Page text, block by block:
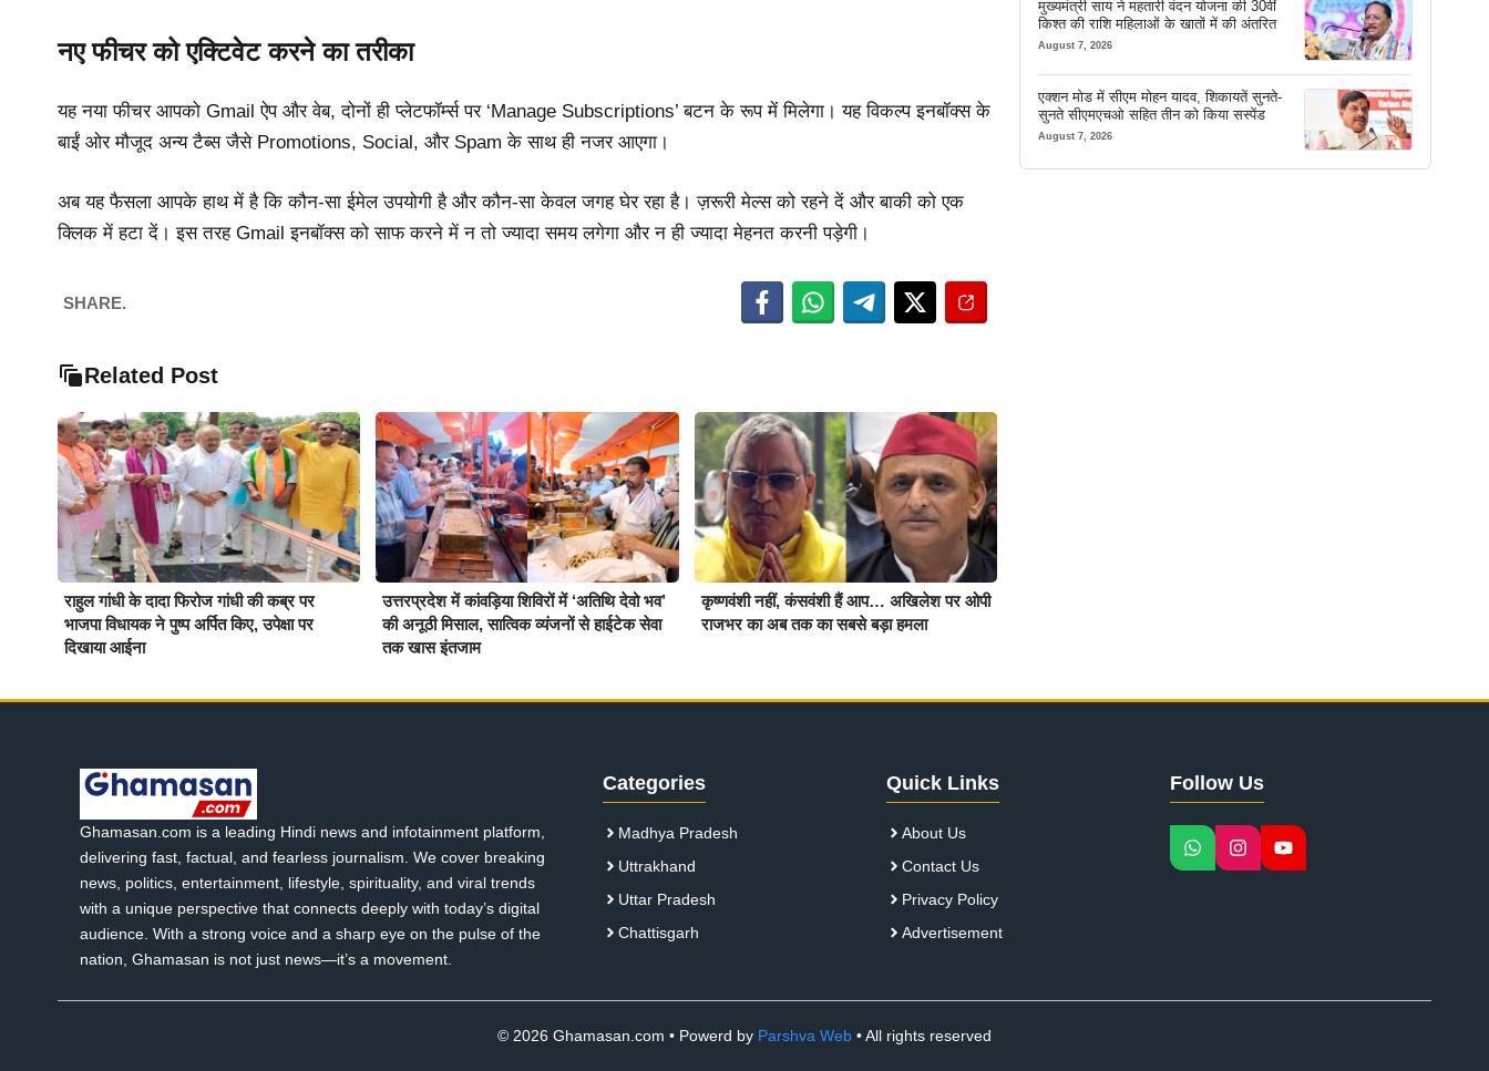
नए फीचर को एक्टिवेट करने का तरीका
यह नया फीचर आपको Gmail ऐप और वेब, दोनों ही प्लेटफॉर्म्स पर ‘Manage Subscriptions’ बटन के रूप में मिलेगा। यह विकल्प इनबॉक्स के
बाईं ओर मौजूद अन्य टैब्स जैसे Promotions, Social, और Spam के साथ ही नजर आएगा।
अब यह फैसला आपके हाथ में है कि कौन-सा ईमेल उपयोगी है और कौन-सा केवल जगह घेर रहा है। ज़रूरी मेल्स को रहने दें और बाकी को एक
क्लिक में हटा दें। इस तरह Gmail इनबॉक्स को साफ करने में न तो ज्यादा समय लगेगा और न ही ज्यादा मेहनत करनी पड़ेगी।
SHARE.
Related Post
राहुल गांधी के दादा फिरोज गांधी की कब्र पर
भाजपा विधायक ने पुष्प अर्पित किए, उपेक्षा पर
दिखाया आईना
उत्तरप्रदेश में कांवड़िया शिविरों में ‘अतिथि देवो भव’
की अनूठी मिसाल, सात्विक व्यंजनों से हाईटेक सेवा
तक खास इंतजाम
कृष्णवंशी नहीं, कंसवंशी हैं आप… अखिलेश पर ओपी
राजभर का अब तक का सबसे बड़ा हमला
मुख्यमंत्री साय ने महतारी वंदन योजना की 30वीं
किश्त की राशि महिलाओं के खातों में की अंतरित
August 7, 2026
एक्शन मोड में सीएम मोहन यादव, शिकायतें सुनते-
सुनते सीएमएचओ सहित तीन को किया सस्पेंड
August 7, 2026
Ghamasan.com is a leading Hindi news and infotainment platform,
delivering fast, factual, and fearless journalism. We cover breaking
news, politics, entertainment, lifestyle, spirituality, and viral trends
with a unique perspective that connects deeply with today’s digital
audience. With a strong voice and a sharp eye on the pulse of the
nation, Ghamasan is not just news—it’s a movement.
Categories
Madhya Pradesh
Uttrakhand
Uttar Pradesh
Chattisgarh
Quick Links
About Us
Contact Us
Privacy Policy
Advertisement
Follow Us
© 2026 Ghamasan.com • Powerd by Parshva Web • All rights reserved